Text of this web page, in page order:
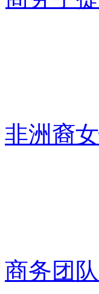
非洲裔
商务团